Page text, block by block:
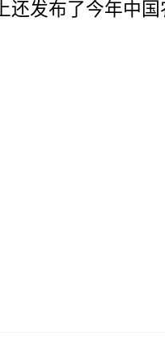
还发布了今年中